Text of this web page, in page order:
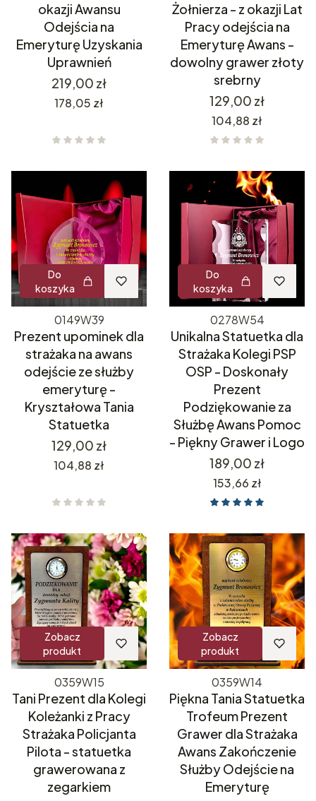
okazji Awansu
Odejścia na
Emeryturę Uzyskania
Uprawnień
Cena
219,00 zł
Cena
178,05 zł
Żołnierza - z okazji Lat
Pracy odejścia na
Emeryturę Awans -
dowolny grawer złoty
srebrny
Cena
129,00 zł
Cena
104,88 zł
Do
koszyka
0149W39
Prezent upominek dla
strażaka na awans
odejście ze służby
emeryturę -
Kryształowa Tania
Statuetka
Cena
129,00 zł
Cena
104,88 zł
Do
koszyka
0278W54
Unikalna Statuetka dla
Strażaka Kolegi PSP
OSP - Doskonały
Prezent
Podziękowanie za
Służbę Awans Pomoc
- Piękny Grawer i Logo
Cena
189,00 zł
Cena
153,66 zł
Zobacz
produkt
0359W15
Tani Prezent dla Kolegi
Koleżanki z Pracy
Strażaka Policjanta
Pilota - statuetka
grawerowana z
zegarkiem
Zobacz
produkt
0359W14
Piękna Tania Statuetka
Trofeum Prezent
Grawer dla Strażaka
Awans Zakończenie
Służby Odejście na
Emeryturę